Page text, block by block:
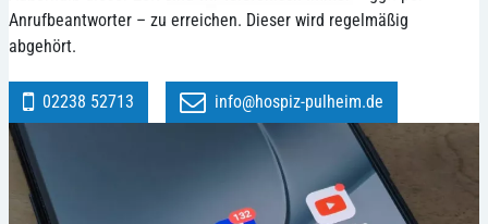
Anrufbeantworter – zu erreichen. Dieser wird regelmäßig
abgehört.
02238 52713 info@hospiz-pulheim.de